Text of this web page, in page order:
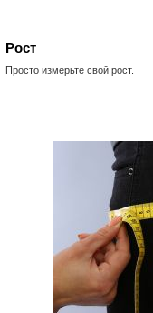
Рост
Просто измерьте свой рост.